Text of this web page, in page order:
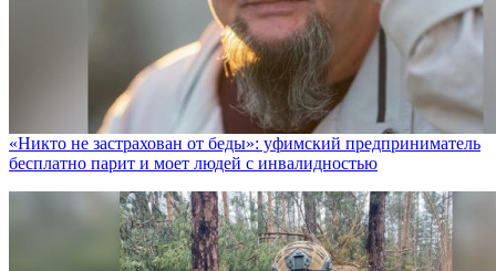
«Никто не заcтрахован от беды»: уфимский предприниматель
бесплатно парит и моет людей с инвалидностью